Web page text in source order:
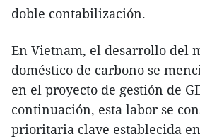
doble contabilización.
En Vietnam, el desarrollo del
doméstico de carbono se
en el proyecto de gestión de
continuación, esta labor se
prioritaria clave establecida